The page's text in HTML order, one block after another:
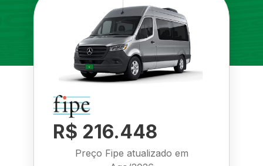
R$ 216.448
Preço Fipe atualizado em